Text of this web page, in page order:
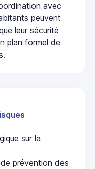
avec
peuvent
leur sécurité
plan formel de
sur la
prévention des